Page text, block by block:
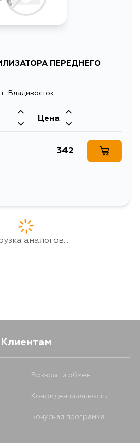
ПЕРЕДНЕГО
Владивосток
Цена
342
аналогов...
Клиентам
Возврат и обмен
Конфиденциальность
Бонусная программа